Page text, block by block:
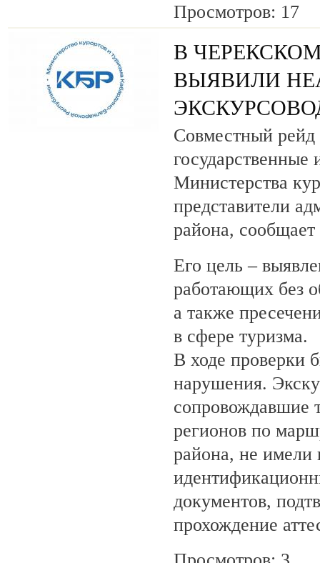
Просмотров: 17
В
ВЫЯВИЛИ
Совместный рейд
государственные
Министерства
представители
района,
Его цель –
работающих без
а также
в сфере туризма.
В ходе проверки
нарушения.
сопровождавшие
регионов по
района, не имели
документов,
прохождение